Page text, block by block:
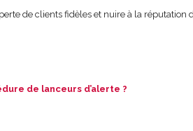
de clients fidèles et nuire à la réputation
de lanceurs d’alerte ?